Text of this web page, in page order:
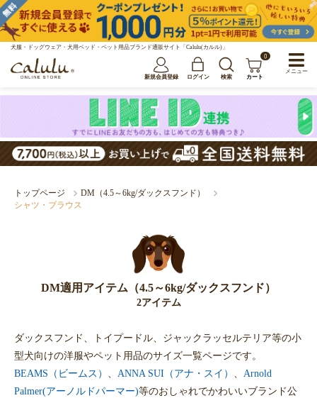
犬服・ドッグウェア・犬用ベッド・ペット用品ブランド通販サイト「Calulu(カルル)」
新規会員登録 ログイン 検索
0
カート
トップページ
DM（4.5～6kg/ダックスフンド）
シャツ・ブラウス
DM適用アイテム（4.5～6kg/ダックスフンド）
2アイテム
ダックスフンド、トイプードル、ジャックラッセルテリア等の小
型犬向けの洋服やペット用品のサイズ一覧ページです。
BEAMS（ビームス）
ANNA SUI（アナ・スイ）
Arnold
Palmer(アーノルドパーマー)等のおしゃれでかわいいブランド公
メニュー